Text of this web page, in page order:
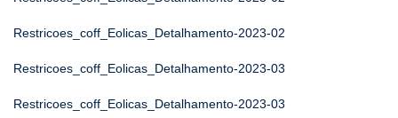
Restricoes_coff_Eolicas_Detalhamento-2023-02
Restricoes_coff_Eolicas_Detalhamento-2023-03
Restricoes_coff_Eolicas_Detalhamento-2023-03